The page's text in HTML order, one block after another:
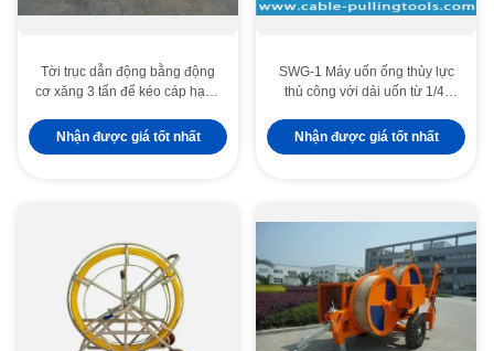
Tời trục dẫn động bằng động
cơ xăng 3 tấn để kéo cáp hạng
Nhận được giá tốt nhất
SWG-1 Máy uốn ống thủy lực
thủ công với dải uốn từ 1/4"
lắp đặt điện
Nhận được giá tốt nhất